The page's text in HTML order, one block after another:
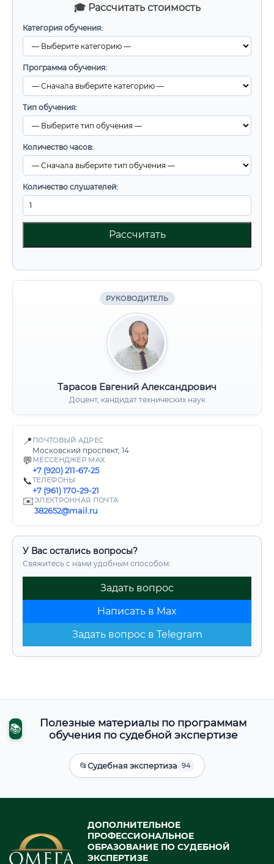
🎓 Рассчитать стоимость
Категория обучения:
Программа обучения:
Тип обучения:
Количество часов:
Количество слушателей:
Рассчитать
РУКОВОДИТЕЛЬ
Тарасов Евгений Александрович
Доцент, кандидат технических наук
📍 ПОЧТОВЫЙ АДРЕС
Московский проспект, 14
💬 МЕССЕНДЖЕР MAX
+7 (920) 211-67-25
📞ТЕЛЕФОНЫ
+7 (961) 170-29-21
✉️ЭЛЕКТРОННАЯ ПОЧТА
382652@mail.ru
У Вас остались вопросы?
Свяжитесь с нами удобным способом:
Задать вопрос
Написать в Max
Задать вопрос в Telegram
📚
Полезные материалы по программам
обучения по судебной экспертизе
📂Судебная экспертиза 94
ДОПОЛНИТЕЛЬНОЕ
ПРОФЕССИОНАЛЬНОЕ
ОБРАЗОВАНИЕ ПО СУДЕБНОЙ
ЭКСПЕРТИЗЕ